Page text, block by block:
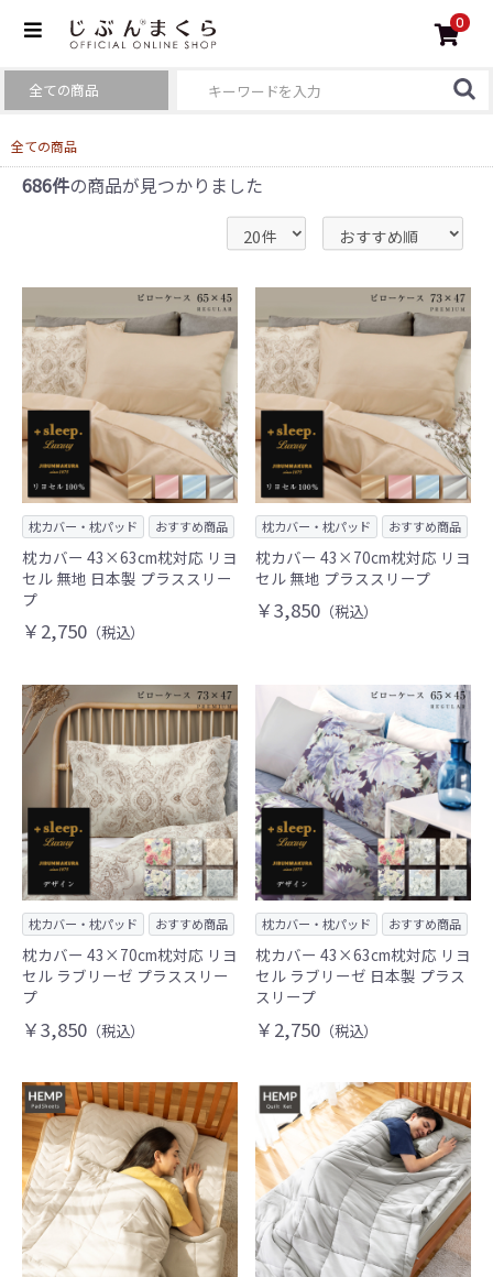
0
全ての商品
686件の商品が見つかりました
枕カバー・枕パッド おすすめ商品
枕カバー 43×63cm枕対応 リヨ
セル 無地 日本製 プラススリー
プ
￥2,750 （税込）
枕カバー・枕パッド おすすめ商品
枕カバー 43×70cm枕対応 リヨ
セル 無地 プラススリープ
￥3,850 （税込）
枕カバー・枕パッド おすすめ商品
枕カバー 43×70cm枕対応 リヨ
セル ラブリーゼ プラススリー
プ
￥3,850 （税込）
枕カバー・枕パッド おすすめ商品
枕カバー 43×63cm枕対応 リヨ
セル ラブリーゼ 日本製 プラス
スリープ
￥2,750 （税込）